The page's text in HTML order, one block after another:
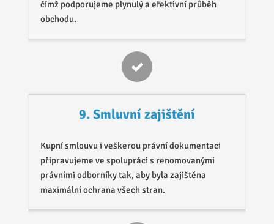
čímž podporujeme plynulý a efektivní průběh
obchodu.
9. Smluvní zajištění
Kupní smlouvu i veškerou právní dokumentaci
připravujeme ve spolupráci s renomovanými
právními odborníky tak, aby byla zajištěna
maximální ochrana všech stran.